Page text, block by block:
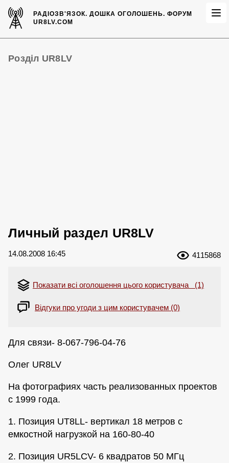
РАДІОЗВ'ЯЗОК.ДОШКА ОГОЛОШЕНЬ. ФОРУМ
UR8LV.COM
Розділ UR8LV
Личный раздел UR8LV
14.08.2008 16:45 4115868
Показати всі оголошення цього користувача (1)
Відгуки про угоди з цим користувачем (0)
Для связи- 8-067-796-04-76
Олег UR8LV
На фотографиях часть реализованных проектов
с 1999 года.
1. Позиция UT8LL- вертикал 18 метров с
емкостной нагрузкой на 160-80-40
2. Позиция UR5LCV- 6 квадратов 50 МГц